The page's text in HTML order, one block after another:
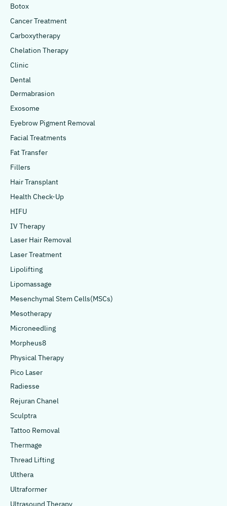
Botox
Cancer Treatment
Carboxytherapy
Chelation Therapy
Clinic
Dental
Dermabrasion
Exosome
Eyebrow Pigment Removal
Facial Treatments
Fat Transfer
Fillers
Hair Transplant
Health Check-Up
HIFU
IV Therapy
Laser Hair Removal
Laser Treatment
Lipolifting
Lipomassage
Mesenchymal Stem Cells(MSCs)
Mesotherapy
Microneedling
Morpheus8
Physical Therapy
Pico Laser
Radiesse
Rejuran Chanel
Sculptra
Tattoo Removal
Thermage
Thread Lifting
Ulthera
Ultraformer